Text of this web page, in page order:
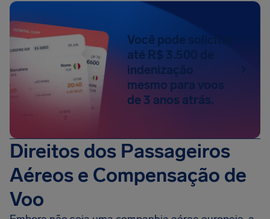
Você pode solicitar
até R$ 3.500 de
indenização
mesmo para voos
de 3 anos atrás.
Direitos dos Passageiros
Aéreos e Compensação de
Voo